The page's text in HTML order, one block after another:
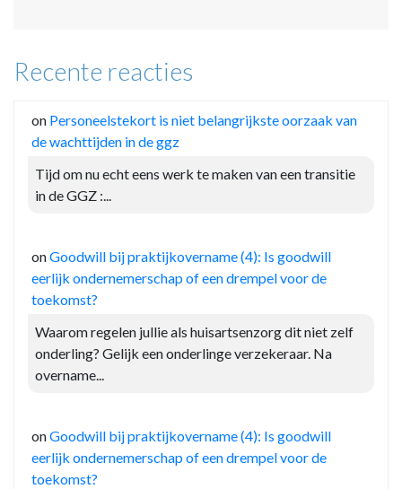
Recente reacties
on Personeelstekort is niet belangrijkste oorzaak van
de wachttijden in de ggz
Tijd om nu echt eens werk te maken van een transitie
in de GGZ :...
onGoodwill bij praktijkovername (4): Is goodwill
eerlijk ondernemerschap of een drempel voor de
toekomst?
Waarom regelen jullie als huisartsenzorg dit niet zelf
onderling? Gelijk een onderlinge verzekeraar. Na
overname...
onGoodwill bij praktijkovername (4): Is goodwill
eerlijk ondernemerschap of een drempel voor de
toekomst?